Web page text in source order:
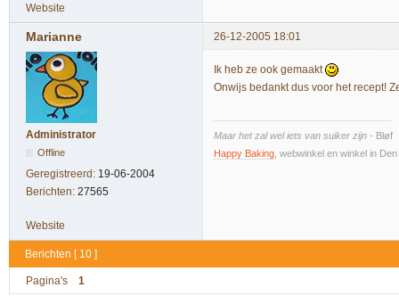
Website
Marianne 26-12-2005 18:01
Administrator
Offline
Geregistreerd: 19-06-2004
Berichten: 27565
Ik heb ze ook gemaakt
Onwijs bedankt dus voor het recept!
Maar het zal wel iets van suiker zijn - Bløf
Happy Baking , webwinkel en winkel in
Website
Berichten [ 10 ]
Pagina's 1